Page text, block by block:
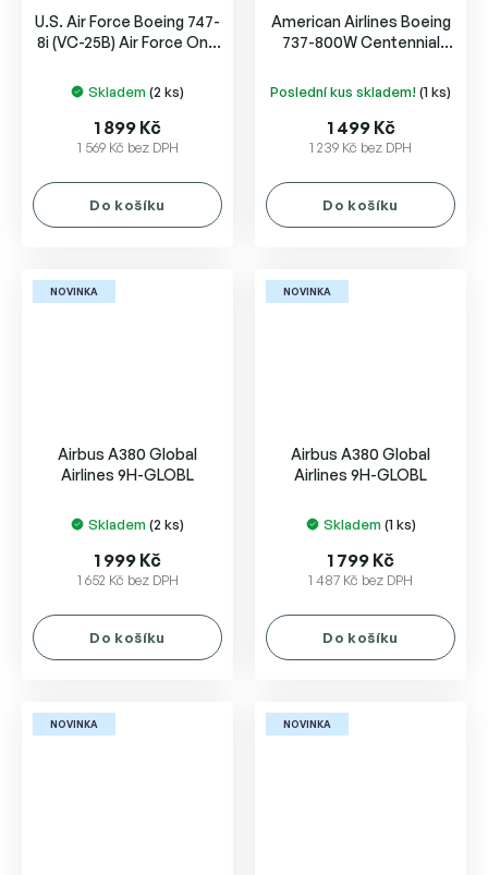
U.S. Air Force Boeing 747-
8i (VC-25B) Air Force One
Skladem (2 ks)
1 569 Kč bez DPH
1 899 Kč
Do košíku
American Airlines Boeing
737-800W Centennial
Poslední kus skladem! (1 ks)
1 239 Kč bez DPH
1 499 Kč
Do košíku
NOVINKA
Airbus A380 Global
Airlines 9H-GLOBL
Skladem (2 ks)
1 652 Kč bez DPH
1 999 Kč
Do košíku
NOVINKA
Airbus A380 Global
Airlines 9H-GLOBL
Skladem (1 ks)
1 487 Kč bez DPH
1 799 Kč
Do košíku
NOVINKA NOVINKA